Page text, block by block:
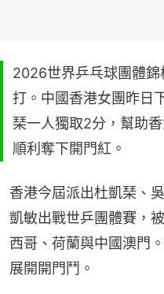
2026世界乒乓球團體
打。中國香港女團昨日
琹一人獨取2分，幫助
順利奪下開門紅。
香港今屆派出杜凱琹、
凱敏出戰世乒團體賽，
西哥、荷蘭與中國澳門
展開開門鬥。